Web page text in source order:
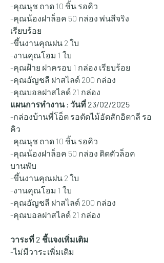
-คุณนุช ถาด 10 ชิ้น รอคิว
-คุณน้องฝาล็อค 50 กล่อง พ่นสีจริง
เรียบร้อย
-ขึ้นงานคุณฝน 2 ใบ
-งานคุณโอม 1 ใบ
-คุณฝ้าย ฝาครอบ 1 กล่อง เรียบร้อย
-คุณอัญชลี ฝาสไลด์ 200 กล่อง
-คุณบอลฝาสไลด์ 21 กล่อง
แผนการทำงาน : วันที่ 23/02/2025
-กล่องบ้านพี่โอ็ต รอตัดไม้อัดสักอิตาลี รอ
คิว
-คุณนุช ถาด 10 ชิ้น รอคิว
-คุณน้องฝาล็อค 50 กล่อง ติดตัวล็อค
บานพับ
-ขึ้นงานคุณฝน 2 ใบ
-งานคุณโอม 1 ใบ
-คุณอัญชลี ฝาสไลด์ 200 กล่อง
-คุณบอลฝาสไลด์ 21 กล่อง
วาระที่ 2 ชี้แจงเพิ่มเติม
-ไม่มีวาระเพิ่มเติม